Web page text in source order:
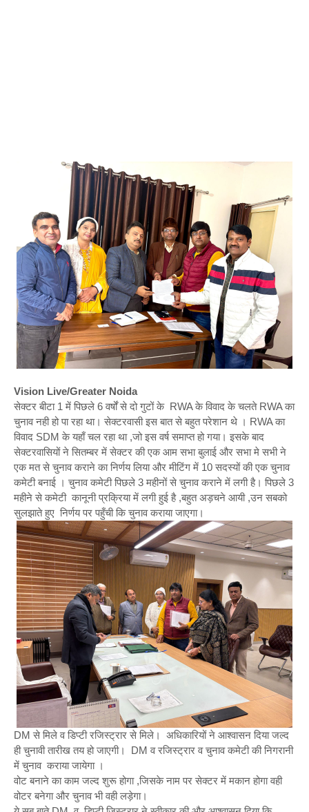
Vision Live/Greater Noida
सेक्टर बीटा 1 में पिछले 6 वर्षों से दो गुटों के RWA के विवाद के चलते RWA का
चुनाव नही हो पा रहा था। सेक्टरवासी इस बात से बहुत परेशान थे । RWA का
विवाद SDM के यहाँ चल रहा था ,जो इस वर्ष समाप्त हो गया। इसके बाद
सेक्टरवासियों ने सितम्बर में सेक्टर की एक आम सभा बुलाई और सभा मे सभी ने
एक मत से चुनाव कराने का निर्णय लिया और मीटिंग में 10 सदस्यों की एक चुनाव
कमेटी बनाई । चुनाव कमेटी पिछले 3 महीनों से चुनाव कराने में लगी है। पिछले 3
महीने से कमेटी कानूनी प्रक्रिया में लगी हुई है ,बहुत अड़चने आयी ,उन सबको
सुलझाते हुए निर्णय पर पहुँची कि चुनाव कराया जाएगा।
DM से मिले व डिप्टी रजिस्ट्रार से मिले। अधिकारियों ने आश्वासन दिया जल्द
ही चुनावी तारीख तय हो जाएगी। DM व रजिस्ट्रार व चुनाव कमेटी की निगरानी
में चुनाव कराया जायेगा ।
वोट बनाने का काम जल्द शुरू होगा ,जिसके नाम पर सेक्टर में मकान होगा वही
वोटर बनेगा और चुनाव भी वही लड़ेगा।